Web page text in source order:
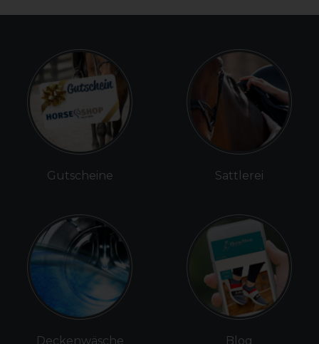
Gutscheine
Deckenwäsche
Sattlerei
Blog